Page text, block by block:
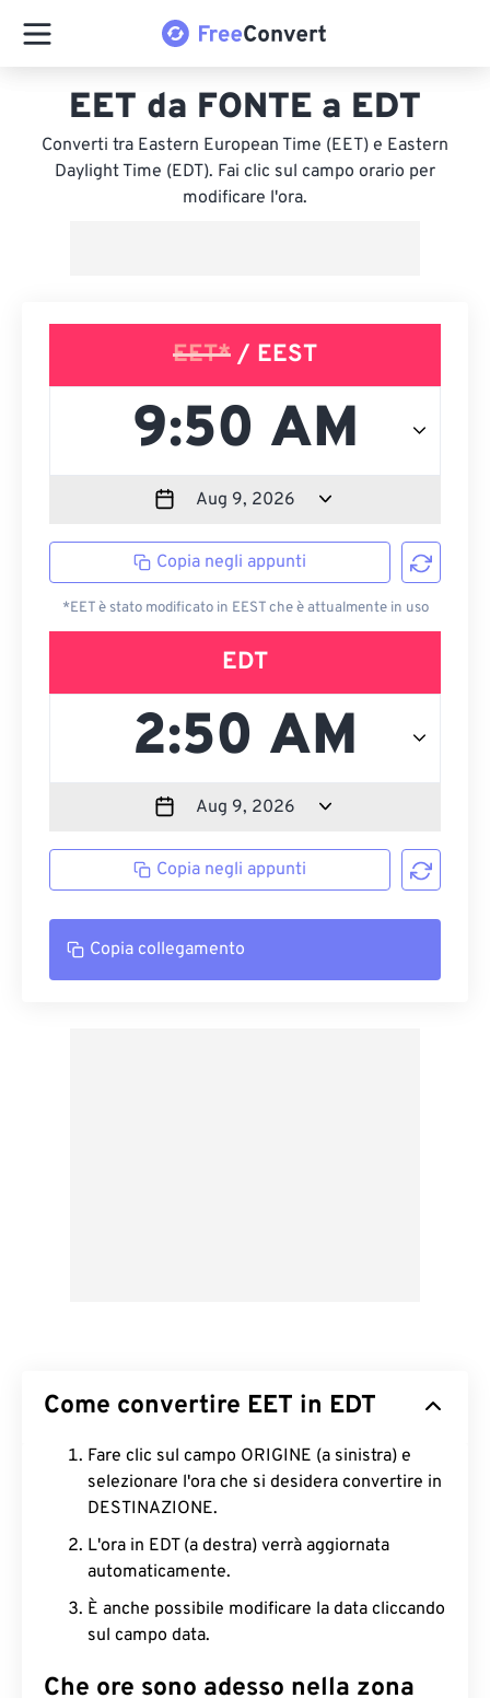
EET da FONTE a EDT
Converti tra Eastern European Time (EET) e Eastern
Daylight Time (EDT). Fai clic sul campo orario per
modificare l'ora.
EET* / EEST
Copia negli appunti
*EET è stato modificato in EEST che è attualmente in uso
EDT
Copia negli appunti
Copia collegamento
Come convertire EET in EDT
Fare clic sul campo ORIGINE (a sinistra) e
selezionare l'ora che si desidera convertire in
DESTINAZIONE.
L'ora in EDT (a destra) verrà aggiornata
automaticamente.
È anche possibile modificare la data cliccando
sul campo data.
Che ore sono adesso nella zona